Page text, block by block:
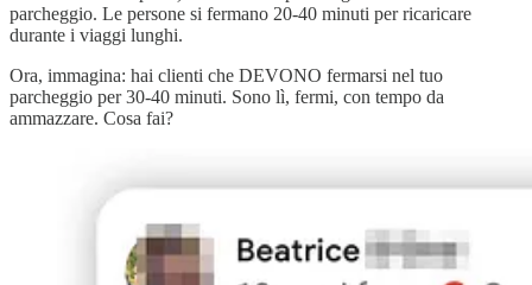
parcheggio. Le persone si fermano 20-40 minuti per ricaricare
durante i viaggi lunghi.
Ora, immagina: hai clienti che DEVONO fermarsi nel tuo
parcheggio per 30-40 minuti. Sono lì, fermi, con tempo da
ammazzare. Cosa fai?